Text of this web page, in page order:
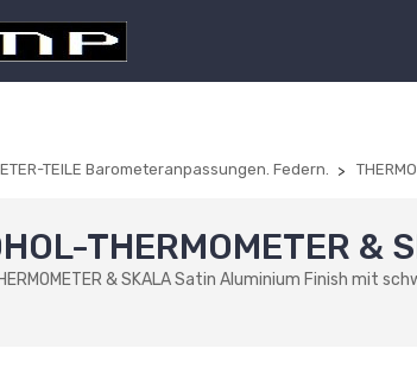
TEILE Barometeranpassungen. Federn.
THERMOMETER &
& SKALA Satin Aluminium Finish mit